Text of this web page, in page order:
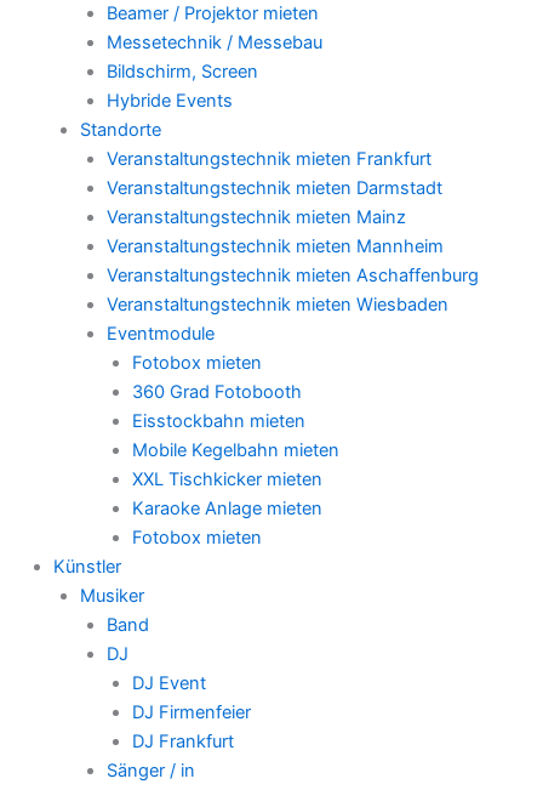
Beamer / Projektor mieten
Messetechnik / Messebau
Bildschirm, Screen
Hybride Events
Standorte
Veranstaltungstechnik mieten Frankfurt
Veranstaltungstechnik mieten Darmstadt
Veranstaltungstechnik mieten Mainz
Veranstaltungstechnik mieten Mannheim
Veranstaltungstechnik mieten Aschaffenburg
Veranstaltungstechnik mieten Wiesbaden
Eventmodule
Fotobox mieten
360 Grad Fotobooth
Eisstockbahn mieten
Mobile Kegelbahn mieten
XXL Tischkicker mieten
Karaoke Anlage mieten
Fotobox mieten
Künstler
Musiker
Band
DJ
DJ Event
DJ Firmenfeier
DJ Frankfurt
Sänger / in